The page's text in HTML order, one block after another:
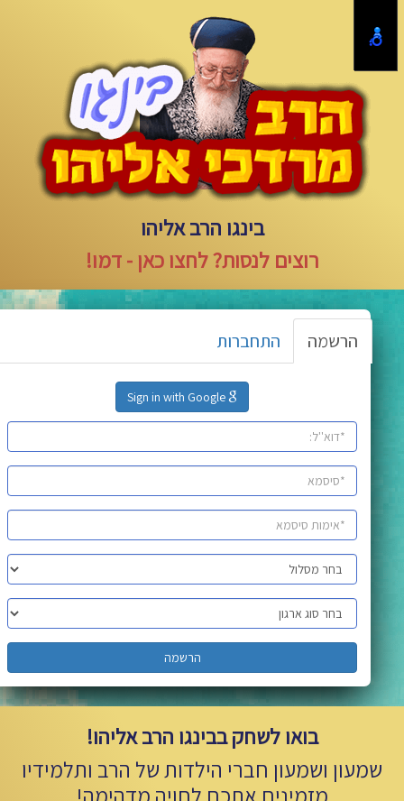
בינגו הרב אליהו
רוצים לנסות? לחצו כאן - דמו!
הרשמה התחברות
Sign in with Google
הרשמה
בואו לשחק בבינגו הרב אליהו!
שמעון ושמעון חברי הילדות של הרב ותלמידיו